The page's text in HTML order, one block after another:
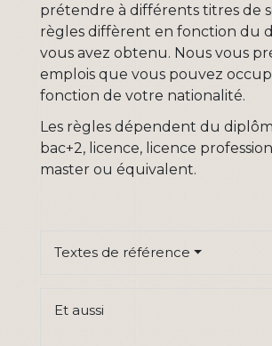
prétendre à différents titres de
règles diffèrent en fonction du
vous avez obtenu. Nous vous
emplois que vous pouvez
fonction de votre nationalité.
Les règles dépendent du
bac+2, licence, licence
master ou équivalent.
Textes de référence
Et aussi